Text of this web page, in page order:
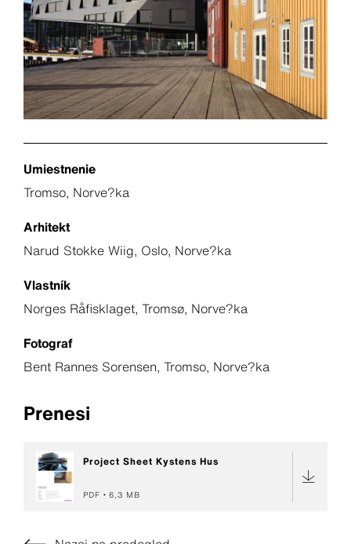
Umiestnenie
Tromso, Norve?ka
Arhitekt
Narud Stokke Wiig, Oslo, Norve?ka
Vlastník
Norges Råfisklaget, Tromsø, Norve?ka
Fotograf
Bent Rannes Sorensen, Tromso, Norve?ka
Prenesi
Project Sheet Kystens Hus
PDF 6,3 MB